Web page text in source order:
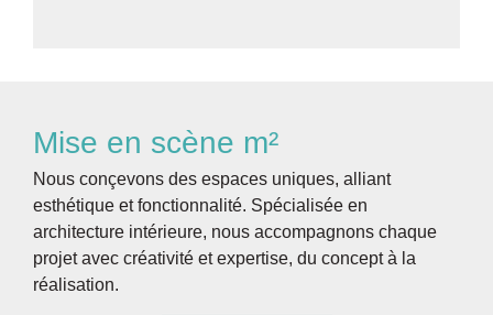
Mise en scène m²
Nous conçevons des espaces uniques, alliant
esthétique et fonctionnalité. Spécialisée en
architecture intérieure, nous accompagnons chaque
projet avec créativité et expertise, du concept à la
réalisation.